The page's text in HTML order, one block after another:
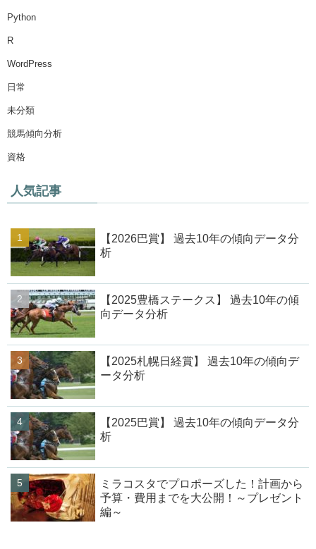
Python
R
WordPress
日常
未分類
競馬傾向分析
資格
人気記事
【2026巴賞】 過去10年の傾向データ分
析
【2025豊橋ステークス】 過去10年の傾
向データ分析
【2025札幌日経賞】 過去10年の傾向デ
ータ分析
【2025巴賞】 過去10年の傾向データ分
析
ミラコスタでプロポーズした！計画から
予算・費用までを大公開！～プレゼント
編～